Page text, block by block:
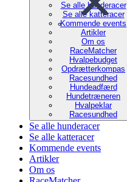
Se alle hunderacer
Se alle katteracer
Kommende events
Artikler
Om os
RaceMatcher
Hvalpebudget
Opdrætterkompas
Racesundhed
Hundeadfærd
Hundetræneren
Hvalpeklar
Racesundhed
Se alle hunderacer
Se alle katteracer
Kommende events
Artikler
Om os